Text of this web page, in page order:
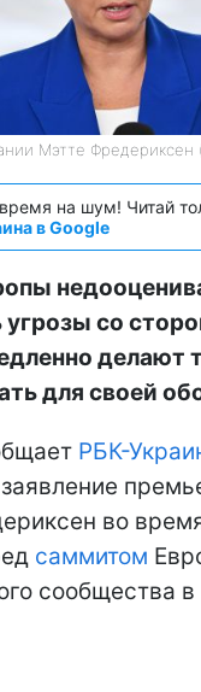
Мэтте Фредериксен
на шум! Читай
в Google
угрозы со
делают
для своей
РБК-
во
саммитом
сообщества в